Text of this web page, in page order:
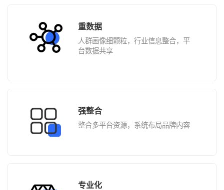
重数据
人群画像细颗粒，行业信息整合，平
台数据共享
强整合
整合多平台资源，系统布局品牌内容
专业化